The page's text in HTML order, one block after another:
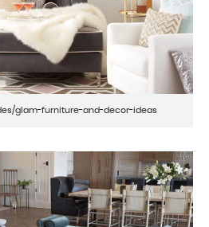
glam-furniture-and-decor-ideas